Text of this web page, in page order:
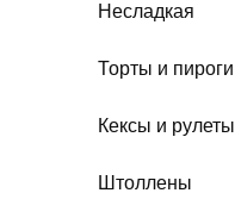
Несладкая
Торты и пироги
Кексы и рулеты
Штоллены